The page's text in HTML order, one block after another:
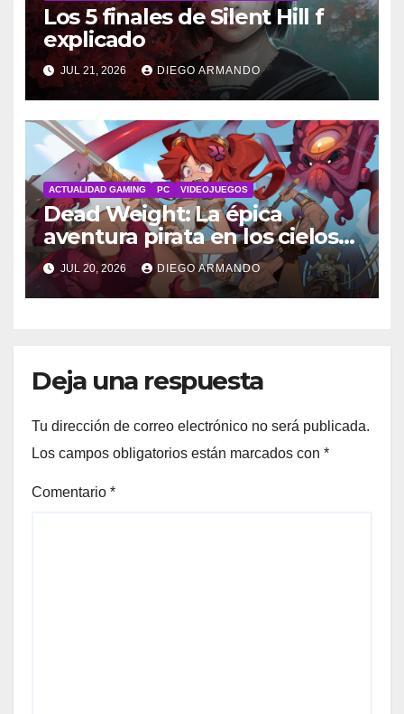
Los 5 finales de Silent Hill f
explicado
JUL 21, 2026 DIEGO ARMANDO
ACTUALIDAD GAMING PC VIDEOJUEGOS
Dead Weight: La épica
aventura pirata en los cielos
steampunk
JUL 20, 2026 DIEGO ARMANDO
Deja una respuesta
Tu dirección de correo electrónico no será publicada.
Los campos obligatorios están marcados con *
Comentario *